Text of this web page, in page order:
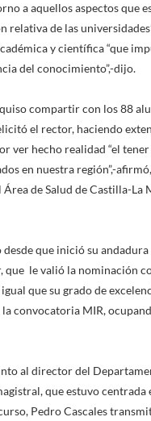
a aquellos aspectos que
de las
y científica “que
del conocimiento”,-dijo.
compartir con los 88
el rector, haciendo
ver hecho realidad “el
en nuestra región”,-
de Salud de Castilla-La
que inició su andadura
que le valió la nominación
que su grado de
convocatoria MIR,
al director del
que estuvo centrada
Pedro Cascales